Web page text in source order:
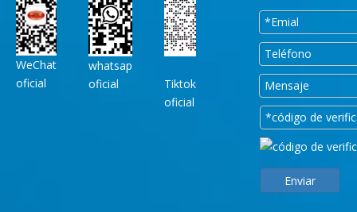
WeChat
oficial
whatsap
oficial
Tiktok
oficial
Enviar